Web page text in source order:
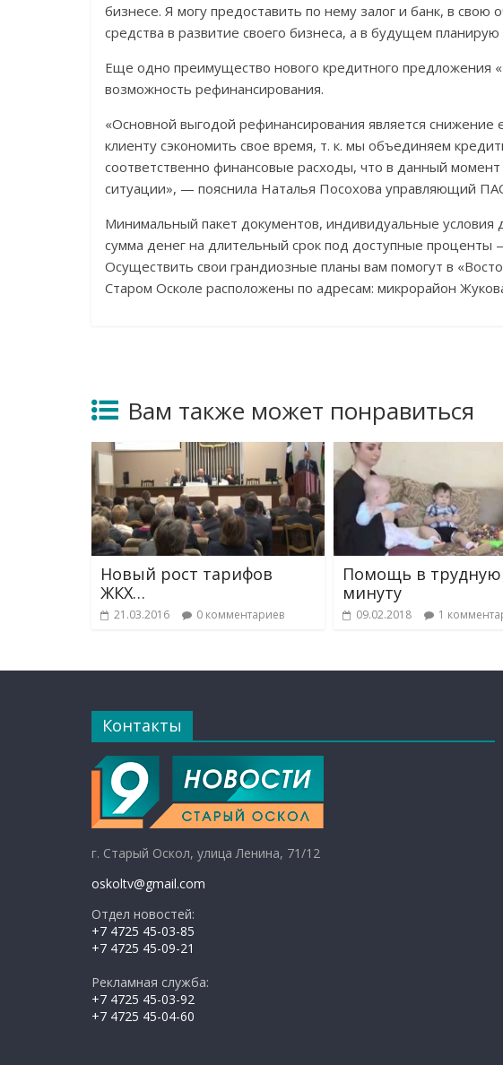
бизнесе. Я могу предоставить по нему залог и банк, в
средства в развитие своего бизнеса, а в будущем
Еще одно преимущество нового кредитного предложения
возможность рефинансирования.
«Основной выгодой рефинансирования является снижение
клиенту сэкономить свое время, т. к. мы объединяем
соответственно финансовые расходы, что в данный
ситуации», — пояснила Наталья Посохова управляющий
Минимальный пакет документов, индивидуальные условия
сумма денег на длительный срок под доступные проценты
Осуществить свои грандиозные планы вам помогут в
Старом Осколе расположены по адресам: микрорайон
Вам также может понравиться
Новый рост тарифов
ЖКХ…
21.03.2016 0 комментариев
Помощь в трудную
минуту
09.02.2018 1
Контакты
г. Старый Оскол, улица Ленина, 71/12
oskoltv@gmail.com
Отдел новостей:
+7 4725 45-03-85
+7 4725 45-09-21
Рекламная служба:
+7 4725 45-03-92
+7 4725 45-04-60